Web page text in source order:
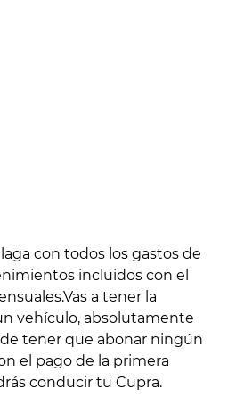
con todos los gastos de
incluidos con el
a tener la
vehículo, absolutamente
tener que abonar ningún
el pago de la primera
conducir tu Cupra.